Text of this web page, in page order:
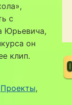
с
Юрьевича,
он
клип.
Проекты